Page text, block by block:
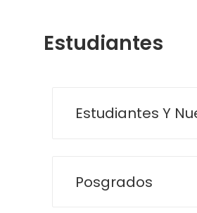
Estudiantes
Estudiantes Y
Posgrados